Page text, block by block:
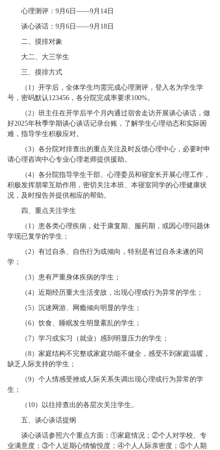
心理测评：9月6日——9月14日
谈心谈话：9月6日——9月18日
二、摸排对象
大二、大三学生
三、摸排方式
（1）开学后，全体学生均需完成心理测评，登入名为学生学
号，密码默认123456，各分院完成率要求100%。
（2）班主任在开学后半个月内通过宿舍走访开展谈心谈话，做
好2025年秋季学期谈心谈话记录台账，了解学生心理动态和实际困
难，指导学生积极应对。
（3）各分院对排查出的重点关注及时反馈心理中心，必要时申
请心理咨询中心专业心理老师提供援助。
（4）各分院指导学生干部、心理委员和寝室长开展心理工作，
积极发挥朋辈互助作用，密切关注本班、本寝室同学的心理健康状
况，及时报告并提供相应的帮助。
四、重点关注学生
（1）患各类心理疾病，处于康复期、服药期，或因心理问题休
学现已复学的学生；
（2）有过自杀、自伤行为或倾向，特别是有过自杀未遂的同
学；
（3）患有严重身体疾病的学生；
（4）近期经历重大生活变故，出现心理或行为异常的学生；
（5）沉迷网游、网瘾倾向明显的学生；
（6）饮食、睡眠发生明显紊乱的学生；
（7）学习或实习（就业）感到明显压力的学生；
（8）家庭结构不完整或家庭功能不健全，感受不到家庭温暖，
缺乏人际支持的学生；
（9）个人情感受挫或人际关系失调出现心理或行为异常的学
生；
（10）以往排查出的各层次关注学生。
五、谈心谈话提纲
谈心谈话参照六个重点方面：①家庭情况；②个人对学校、专
业满意度；③个人近期心情愉悦度；④个人人际亲密度；⑤个人期